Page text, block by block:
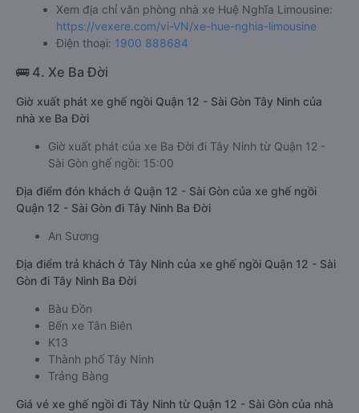
Xem địa chỉ văn phòng nhà xe Huệ Nghĩa Limousine:
https://vexere.com/vi-VN/xe-hue-nghia-limousine
Điện thoại: 1900 888684
🚌 4. Xe Ba Đời
Giờ xuất phát xe ghế ngồi Quận 12 - Sài Gòn Tây Ninh của
nhà xe Ba Đời
Giờ xuất phát của xe Ba Đời đi Tây Ninh từ Quận 12 -
Sài Gòn ghế ngồi: 15:00
Địa điểm đón khách ở Quận 12 - Sài Gòn của xe ghế ngồi
Quận 12 - Sài Gòn đi Tây Ninh Ba Đời
An Sương
Địa điểm trả khách ở Tây Ninh của xe ghế ngồi Quận 12 - Sài
Gòn đi Tây Ninh Ba Đời
Bàu Đồn
Bến xe Tân Biên
K13
Thành phố Tây Ninh
Trảng Bàng
Giá vé xe ghế ngồi đi Tây Ninh từ Quận 12 - Sài Gòn của nhà